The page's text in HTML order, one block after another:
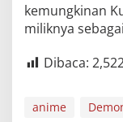
kemungkinan
miliknya
Dibaca:
anime